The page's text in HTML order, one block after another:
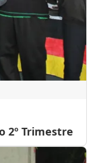
2º Trimestre